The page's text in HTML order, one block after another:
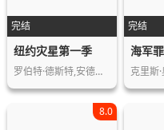
完结
纽约灾星第一季
罗伯特·德斯特,安德鲁·亚雷茨基,Ga…
完结
8.0